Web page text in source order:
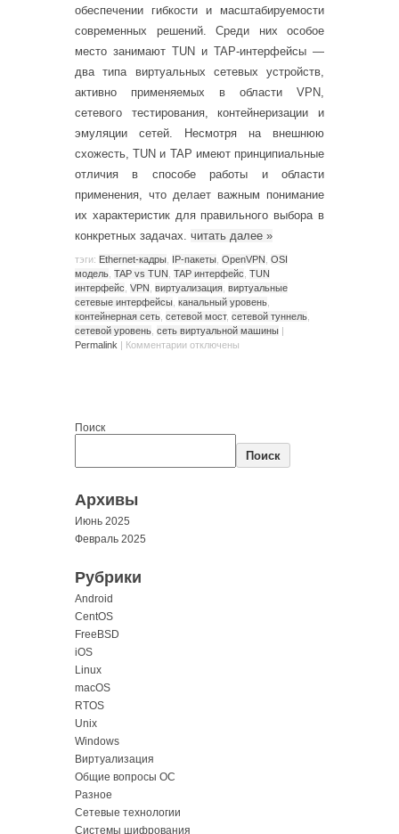
обеспечении гибкости и масштабируемости
современных решений. Среди них особое
место занимают TUN и TAP-интерфейсы —
два типа виртуальных сетевых устройств,
активно применяемых в области VPN,
сетевого тестирования, контейнеризации и
эмуляции сетей. Несмотря на внешнюю
схожесть, TUN и TAP имеют принципиальные
отличия в способе работы и области
применения, что делает важным понимание
их характеристик для правильного выбора в
конкретных задачах. читать далее »
тэги: Ethernet-кадры IP-пакеты OpenVPN OSI
модель TAP vs TUN TAP интерфейс TUN
интерфейс VPN виртуализация виртуальные
сетевые интерфейсы канальный уровень
контейнерная сеть сетевой мост, сетевой туннель
сетевой уровень сеть виртуальной машины |
Permalink | Комментарии отключены
Поиск
Поиск
Архивы
Июнь 2025
Февраль 2025
Рубрики
Android
CentOS
FreeBSD
iOS
Linux
macOS
RTOS
Unix
Windows
Виртуализация
Общие вопросы ОС
Разное
Сетевые технологии
Системы шифрования